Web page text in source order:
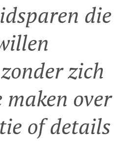
die
zich
maken over
of details